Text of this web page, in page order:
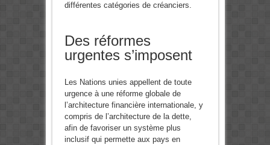
différentes catégories de créanciers.
Des réformes
urgentes s’imposent
Les Nations unies appellent de toute
urgence à une réforme globale de
l’architecture financière internationale, y
compris de l’architecture de la dette,
afin de favoriser un système plus
inclusif qui permette aux pays en